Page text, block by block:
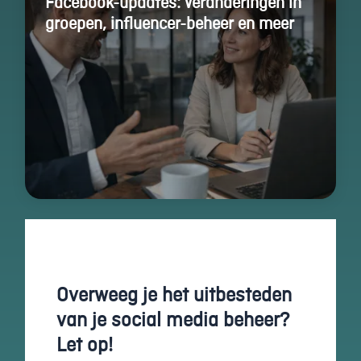
groepen, influencer-beheer en meer
Overweeg je het uitbesteden
van je social media beheer?
Let op!
keuzes van
gebruikers te
onthouden om
zo de ervaring
te verbeteren
personaliseren.
Schakel
analytische
cookies in
cookies
omgaan met
website,